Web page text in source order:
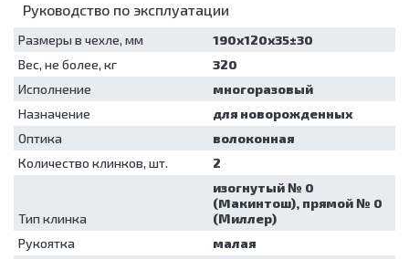
Установки
для
обеззараживания
медицинских
отходов
Шкафы для
стерильных
эндоскопов
Руководство по эксплуатации
Размеры в чехле, мм
190х120х35±30
Вес, не более, кг
320
Исполнение
многоразовый
Назначение
для новорожденных
Оптика
волоконная
Количество клинков, шт.
2
Тип клинка
изогнутый № 0
(Maкинтош), прямой № 0
(Миллер)
Рукоятка
малая